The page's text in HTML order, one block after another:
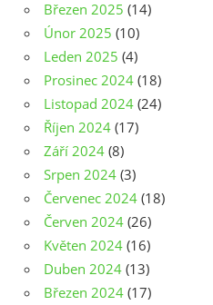
Březen 2025 (14)
Únor 2025 (10)
Leden 2025 (4)
Prosinec 2024 (18)
Listopad 2024 (24)
Říjen 2024 (17)
Září 2024 (8)
Srpen 2024 (3)
Červenec 2024 (18)
Červen 2024 (26)
Květen 2024 (16)
Duben 2024 (13)
Březen 2024 (17)